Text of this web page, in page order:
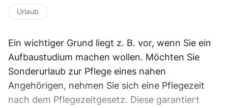
Urlaub
Ein wichtiger Grund liegt z. B. vor, wenn Sie ein
Aufbaustudium machen wollen. Möchten Sie
Sonderurlaub zur Pflege eines nahen
Angehörigen, nehmen Sie sich eine Pflegezeit
nach dem Pflegezeitgesetz. Diese garantiert